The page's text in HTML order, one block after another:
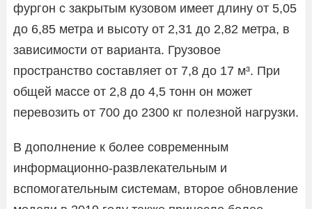
фургон с закрытым кузовом имеет длину от 5,05
до 6,85 метра и высоту от 2,31 до 2,82 метра, в
зависимости от варианта. Грузовое
пространство составляет от 7,8 до 17 м³. При
общей массе от 2,8 до 4,5 тонн он может
перевозить от 700 до 2300 кг полезной нагрузки.
В дополнение к более современным
информационно-развлекательным и
вспомогательным системам, второе обновление